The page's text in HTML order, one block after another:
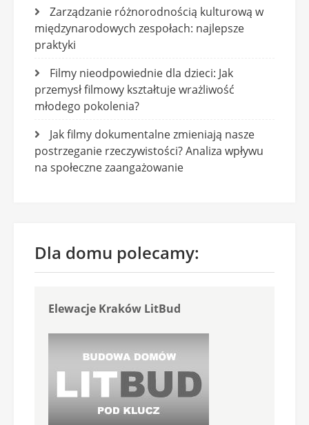
Zarządzanie różnorodnością kulturową w
międzynarodowych zespołach: najlepsze
praktyki
Filmy nieodpowiednie dla dzieci: Jak
przemysł filmowy kształtuje wrażliwość
młodego pokolenia?
Jak filmy dokumentalne zmieniają nasze
postrzeganie rzeczywistości? Analiza wpływu
na społeczne zaangażowanie
Dla domu polecamy:
Elewacje Kraków LitBud